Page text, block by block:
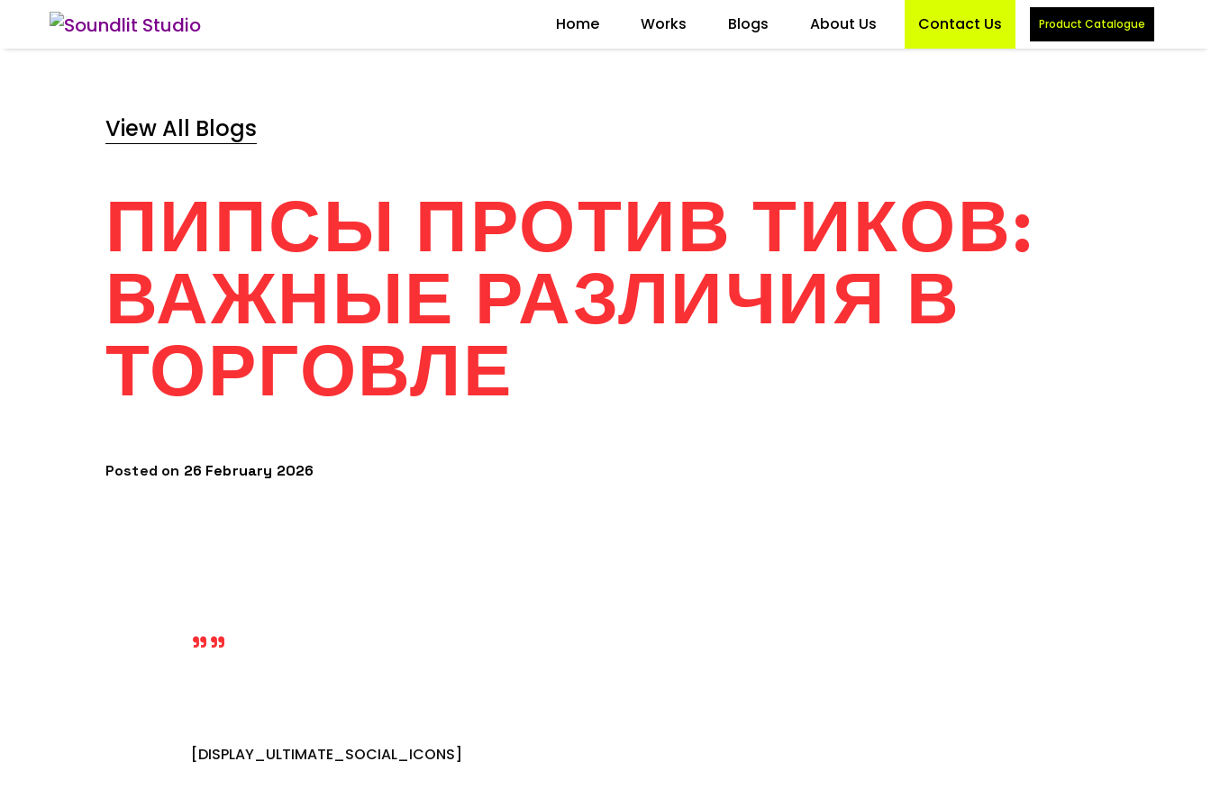
Home Works Blogs About Us Contact Us Product Catalogue
View All Blogs
ПИПСЫ ПРОТИВ ТИКОВ:
ВАЖНЫЕ РАЗЛИЧИЯ В
ТОРГОВЛЕ
Posted on 26 February 2026
""
[DISPLAY_ULTIMATE_SOCIAL_ICONS]